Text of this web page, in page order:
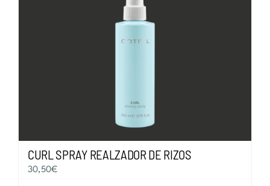
CURL SPRAY REALZADOR DE RIZOS
30,50€